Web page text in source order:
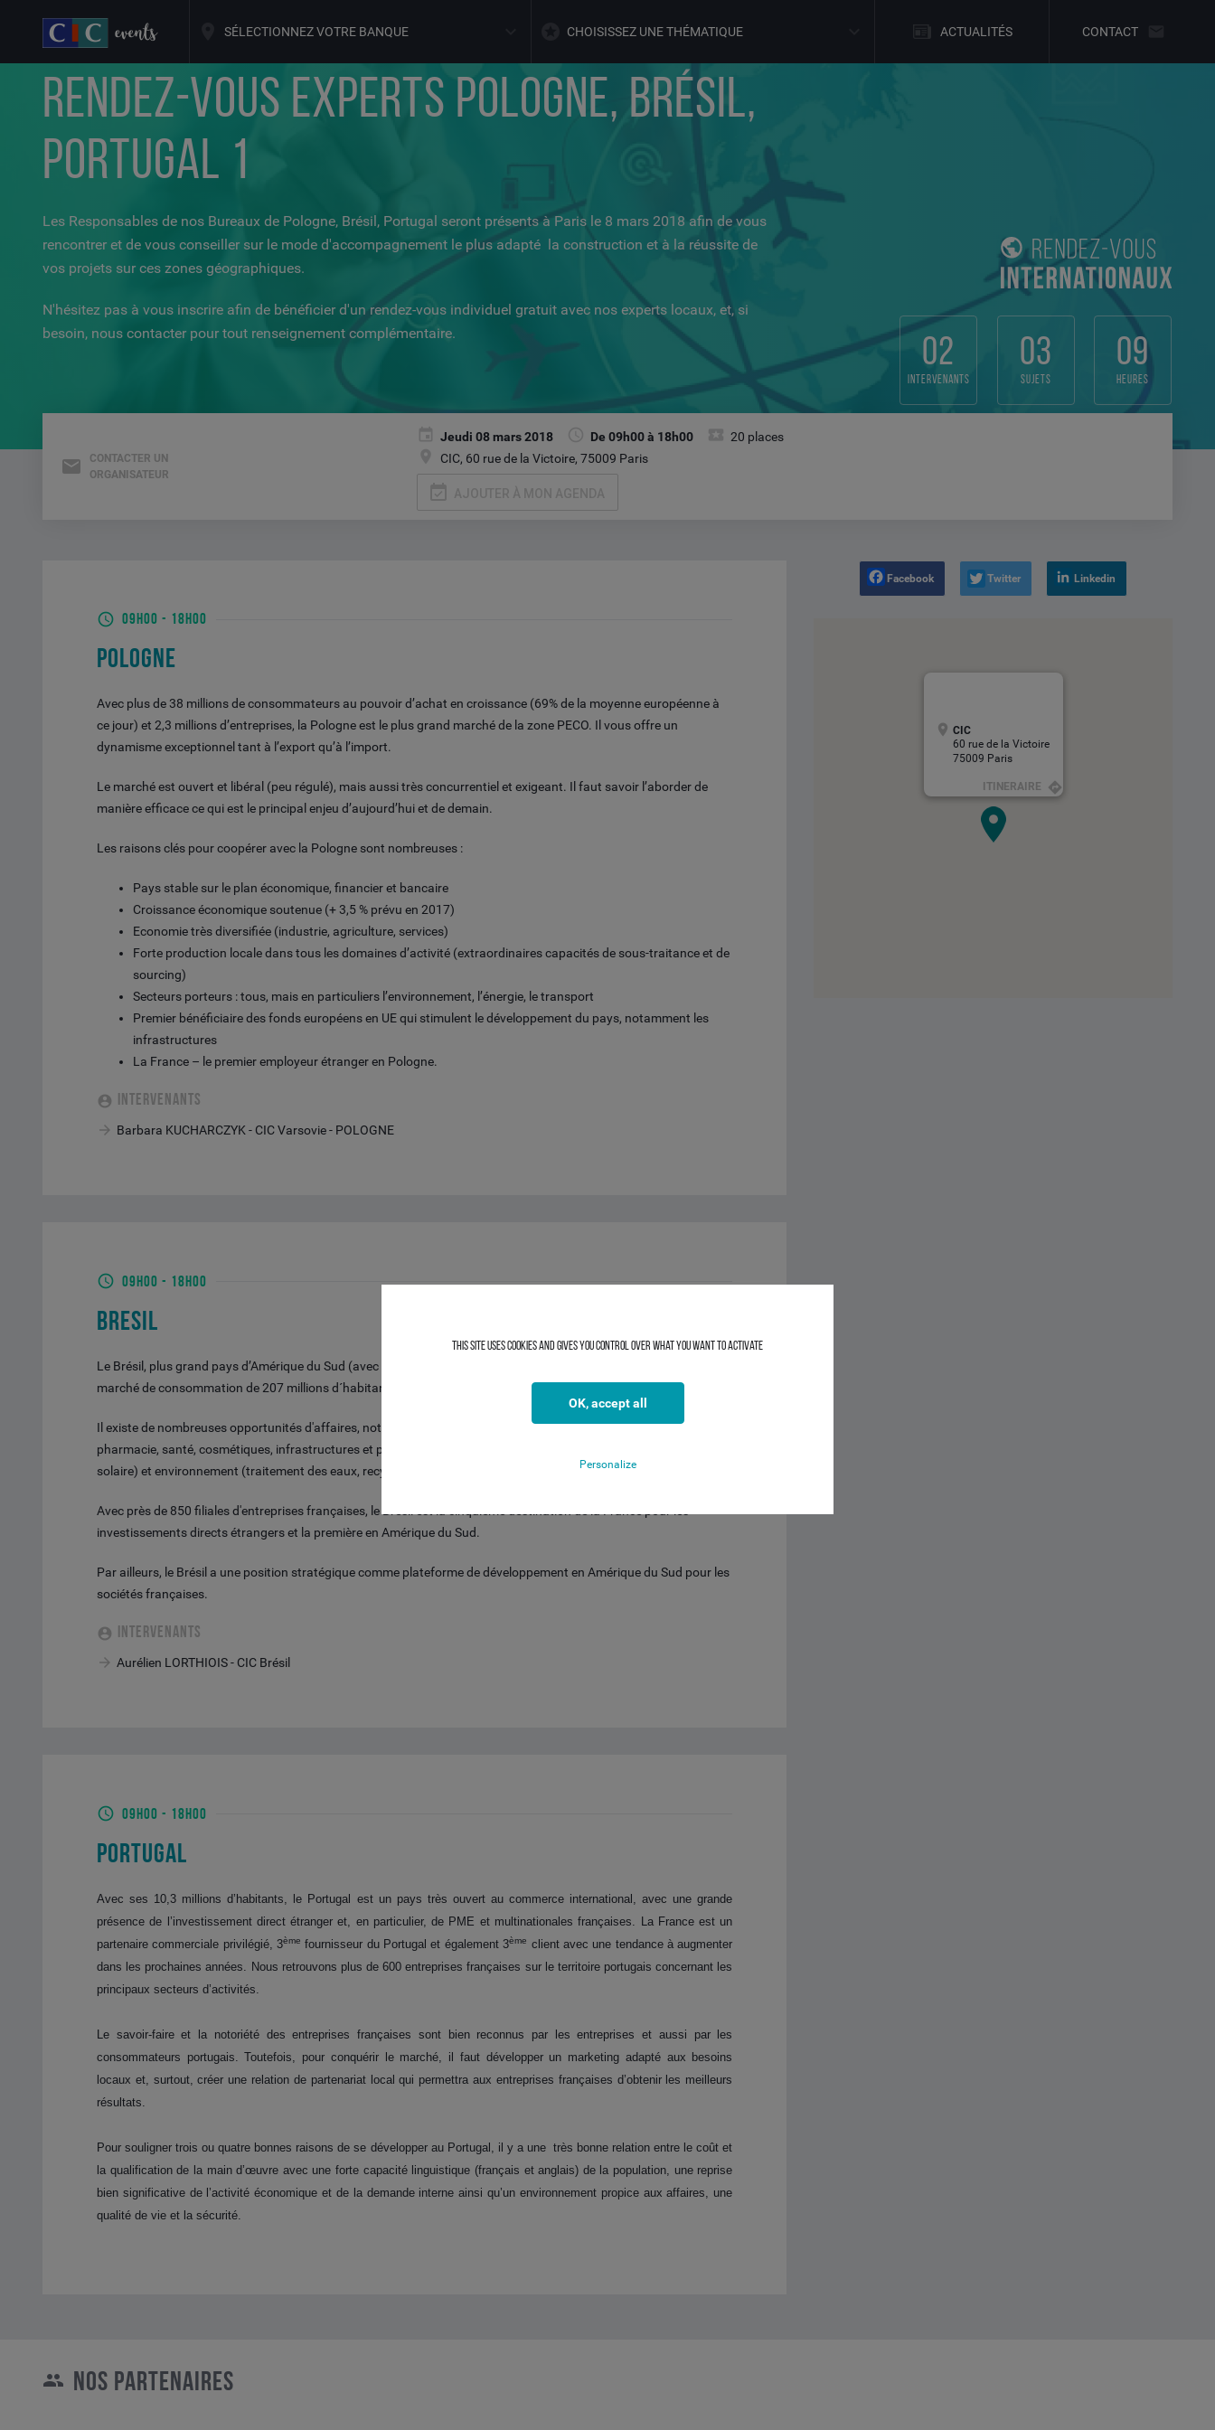
SÉLECTIONNEZ VOTRE BANQUE CHOISISSEZ UNE THÉMATIQUE CONTACT
ACTUALITÉS
RENDEZ-VOUS EXPERTS POLOGNE, BRÉSIL,
PORTUGAL 1
Les Responsables de nos Bureaux de Pologne, Brésil, Portugal seront présents à Paris le 8 mars 2018 afin de vous
rencontrer et de vous conseiller sur le mode d'accompagnement le plus adapté la construction et à la réussite de
vos projets sur ces zones géographiques.
N'hésitez pas à vous inscrire afin de bénéficier d'un rendez-vous individuel gratuit avec nos experts locaux, et, si
besoin, nous contacter pour tout renseignement complémentaire.
02
intervenants
03
sujets
09
heures
CONTACTER UN
ORGANISATEUR
Jeudi 08 mars 2018 De 09h00 à 18h00
20 places
CIC, 60 rue de la Victoire, 75009 Paris
09H00 - 18H00
POLOGNE
Avec plus de 38 millions de consommateurs au pouvoir d’achat en croissance (69% de la moyenne européenne à
ce jour) et 2,3 millions d’entreprises, la Pologne est le plus grand marché de la zone PECO. Il vous offre un
dynamisme exceptionnel tant à l’export qu’à l’import.
Le marché est ouvert et libéral (peu régulé), mais aussi très concurrentiel et exigeant. Il faut savoir l’aborder de
manière efficace ce qui est le principal enjeu d’aujourd’hui et de demain.
Les raisons clés pour coopérer avec la Pologne sont nombreuses :
Pays stable sur le plan économique, financier et bancaire
Croissance économique soutenue (+ 3,5 % prévu en 2017)
Economie très diversifiée (industrie, agriculture, services)
Forte production locale dans tous les domaines d’activité (extraordinaires capacités de sous-traitance et de
sourcing)
Secteurs porteurs : tous, mais en particuliers l’environnement, l’énergie, le transport
Premier bénéficiaire des fonds européens en UE qui stimulent le développement du pays, notamment les
infrastructures
La France – le premier employeur étranger en Pologne.
INTERVENANTS
Barbara KUCHARCZYK - CIC Varsovie - POLOGNE
09H00 - 18H00
BRESIL
Le Brésil, plus grand pays d’Amérique du Sud (avec près de 50% de la population et du PIB), se caractérise par un
marché de consommation de 207 millions d´habitants et par un tissu industriel très diversifié.
Il existe de nombreuses opportunités d'affaires, notamment dans les secteurs : agroalimentaire, aéronautique,
pharmacie, santé, cosmétiques, infrastructures et plus récemment, énergies renouvelables (biomasse, éolienne,
solaire) et environnement (traitement des eaux, recyclage).
Avec près de 850 filiales d'entreprises françaises, le Brésil est la cinquième destination de la France pour les
investissements directs étrangers et la première en Amérique du Sud.
Par ailleurs, le Brésil a une position stratégique comme plateforme de développement en Amérique du Sud pour les
sociétés françaises.
INTERVENANTS
Aurélien LORTHIOIS - CIC Brésil
09H00 - 18H00
PORTUGAL
Avec ses 10,3 millions d’habitants, le Portugal est un pays très ouvert au commerce international, avec une grande
présence de l’investissement direct étranger et, en particulier, de PME et multinationales françaises. La France est un
partenaire commerciale privilégié, 3ème fournisseur du Portugal et également 3ème client avec une tendance à augmenter
dans les prochaines années. Nous retrouvons plus de 600 entreprises françaises sur le territoire portugais concernant les
principaux secteurs d’activités.
Le savoir-faire et la notoriété des entreprises françaises sont bien reconnus par les entreprises et aussi par les
consommateurs portugais. Toutefois, pour conquérir le marché, il faut développer un marketing adapté aux besoins
locaux et, surtout, créer une relation de partenariat local qui permettra aux entreprises françaises d’obtenir les meilleurs
résultats.
Pour souligner trois ou quatre bonnes raisons de se développer au Portugal, il y a une très bonne relation entre le coût et
la qualification de la main d’œuvre avec une forte capacité linguistique (français et anglais) de la population, une reprise
bien significative de l’activité économique et de la demande interne ainsi qu’un environnement propice aux affaires, une
qualité de vie et la sécurité.
Facebook Twitter Linkedin
CIC
60 rue de la Victoire
75009 Paris
ITINERAIRE
NOS PARTENAIRES
This site uses cookies and gives you control over what you want to activate
OK, accept all
Personalize